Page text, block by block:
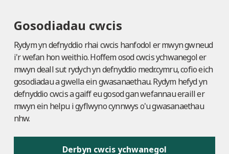
Gosodiadau cwcis
Rydym yn defnyddio rhai cwcis hanfodol er mwyn gwneud
i'r wefan hon weithio. Hoffem osod cwcis ychwanegol er
mwyn deall sut rydych yn defnyddio medr.cymru, cofio eich
gosodiadau a gwella ein gwasanaethau. Rydym hefyd yn
defnyddio cwcis a gaiff eu gosod gan wefannau eraill er
mwyn ein helpu i gyflwyno cynnwys o'u gwasanaethau
nhw.
Derbyn cwcis ychwanegol